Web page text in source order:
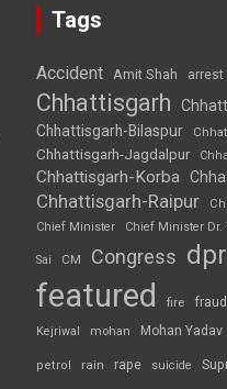
Tags
Accident Amit Shah arrest
Chhattisgarh
Chhattisgarh-Bilaspur
Chhattisgarh-Jagdalpur
Chhattisgarh-Korba
Chhattisgarh-Raipur
Chief Minister
Chief Minister Dr.
Sai CM Congress
featured fire fraud
Kejriwal mohan Mohan Yadav
petrol rain rape suicide